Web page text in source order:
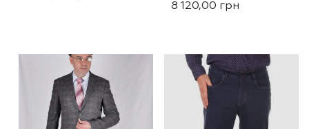
8 120,00 грн